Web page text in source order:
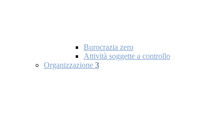
Burocrazia zero
Attività soggette a controllo
Organizzazione 3